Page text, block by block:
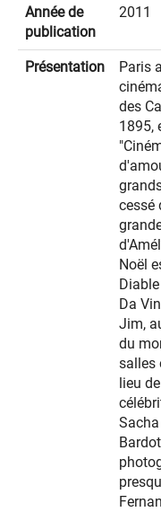
Année de
publication
2011
Présentation
Paris
des
1895,
cessé
Noël
Da
Jim,
du
salles
lieu